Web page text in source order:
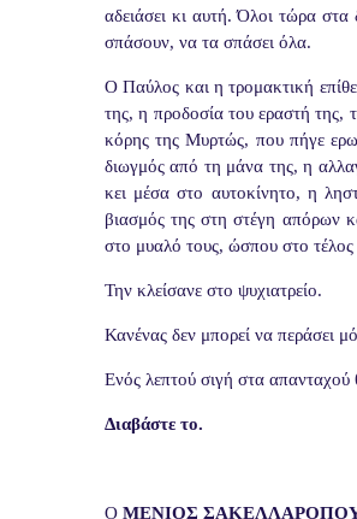
αδειάσει κι αυτή. Όλοι τώρα στα
σπάσουν, να τα σπάσει όλα.
Ο Παύλος και η τρομακτική
της, η προδοσία του εραστή της,
κόρης της Μυρτώς, που πήγε
διωγμός από τη μάνα της, η
κει μέσα στο αυτοκίνητο, η
βιασμός της στη στέγη απόρων
στο μυαλό τους, ώσπου στο
Την κλείσανε στο ψυχιατρείο.
Κανένας δεν μπορεί να περάσει
Ενός λεπτού σιγή στα απανταχού
Διαβάστε το.
ΟΜΕΝΙΟΣ